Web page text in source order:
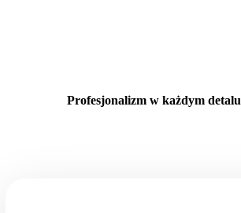
Profesjonalizm w każdym detalu